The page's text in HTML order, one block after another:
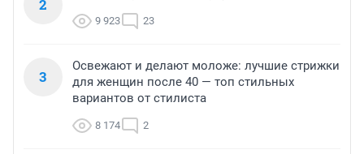
2
9 923 23
3
Освежают и делают моложе: лучшие стрижки
для женщин после 40 — топ стильных
вариантов от стилиста
8 174 2